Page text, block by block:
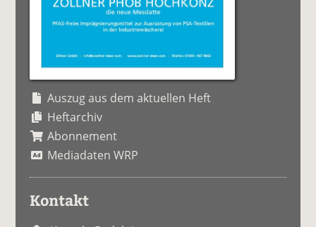
Auszug aus dem aktuellen Heft
Heftarchiv
Abonnement
Mediadaten WRP
Kontakt